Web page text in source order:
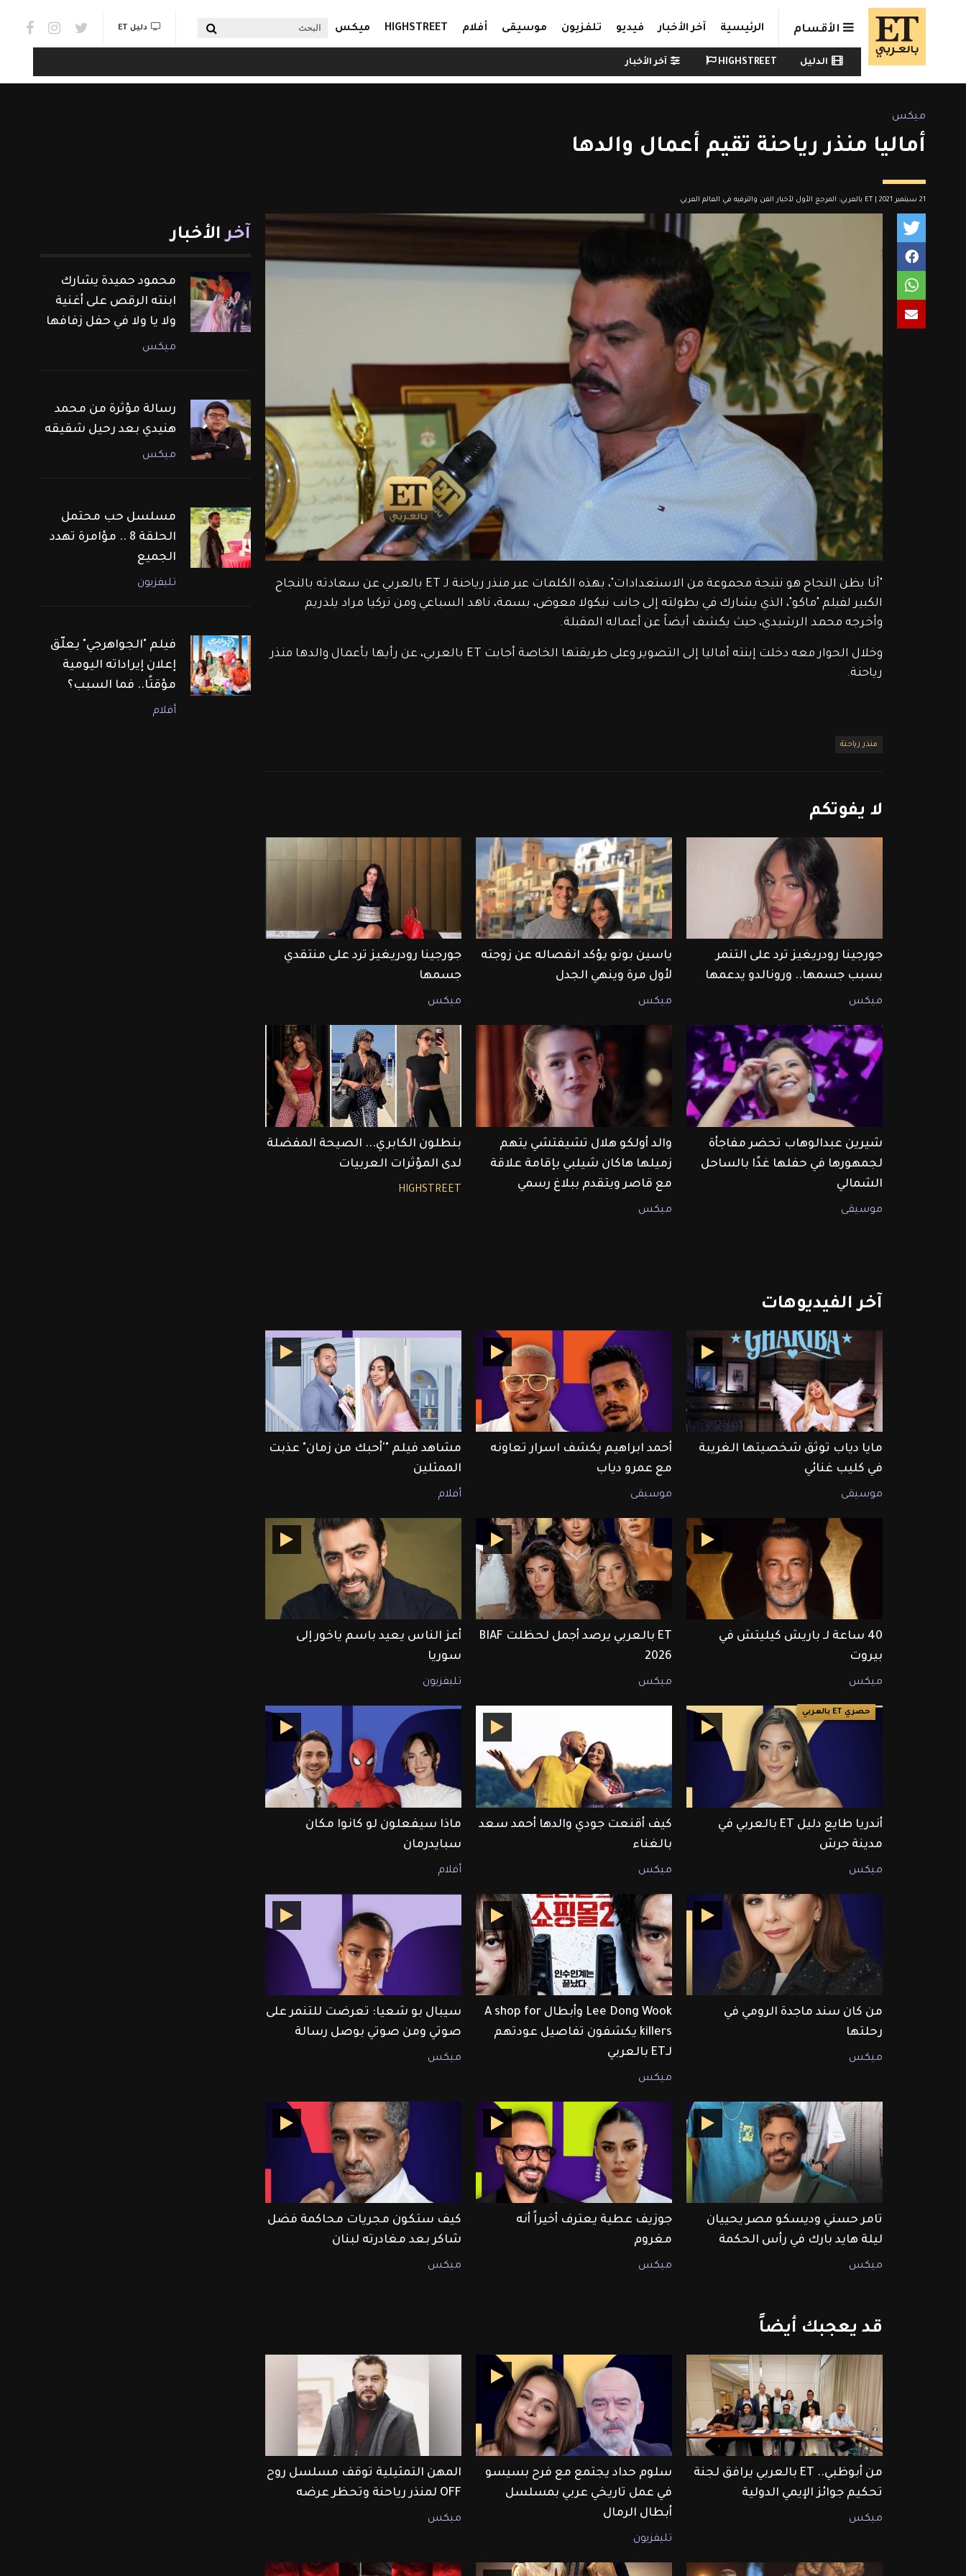
Skip to main content
الأقسام الرئيسية آخر الأخبار فيديو تلفزيون موسيقى أفلام HIGHSTREET ميكس البحث links & Watch
دليل ET
Watch menu
الدليل HIGHSTREET آخر الأخبار
ميكس
أماليا منذر رياحنة تقيم أعمال والدها
21 سبتمبر 2021 | ET بالعربي: المرجع الأول لأخبار الفن والترفيه في العالم العربي
"أنا بظن النجاح هو نتيجة مجموعة من الاستعدادات"، بهذه الكلمات عبر منذر رياحنة لـ ET بالعربي عن سعادته بالنجاح
الكبير لفيلم "ماكو"، الذي يشارك في بطولته إلى جانب نيكولا معوض، بسمة، ناهد السباعي ومن تركيا مراد يلدريم
وأخرجه محمد الرشيدي، حيث يكشف أيضاً عن أعماله المقبلة.
وخلال الحوار معه دخلت إبنته أماليا إلى التصوير وعلى طريقتها الخاصة أجابت ET بالعربي، عن رأيها بأعمال والدها منذر
رياحنة.
منذر رياحنة
لا يفوتكم
جورجينا رودريغيز ترد على التنمر
بسبب جسمها.. ورونالدو يدعمها
ميكس
ياسين بونو يؤكد انفصاله عن زوجته
لأول مرة وينهي الجدل
ميكس
جورجينا رودريغيز ترد على منتقدي
جسمها
ميكس
شيرين عبدالوهاب تحضر مفاجأة
لجمهورها في حفلها غدًا بالساحل
الشمالي
موسيقى
والد أولكو هلال تشيفتشي يتهم
زميلها هاكان شيلبي بإقامة علاقة
مع قاصر ويتقدم ببلاغ رسمي
ميكس
بنطلون الكابري... الصيحة المفضلة
لدى المؤثرات العربيات
HIGHSTREET
آخر الفيديوهات
مايا دياب توثق شخصيتها الغريبة
في كليب غنائي
موسيقى
أحمد ابراهيم يكشف اسرار تعاونه
مع عمرو دياب
موسيقى
مشاهد فيلم "'أحبك من زمان" عذبت
الممثلين
أفلام
40 ساعة لـ باريش كيليتش في
بيروت
ميكس
ET بالعربي يرصد أجمل لحظلت BIAF
2026
ميكس
أعز الناس يعيد باسم ياخور إلى
سوريا
تليفزيون
حصري ET بالعربي
أندريا طايع دليل ET بالعربي في
مدينة جرش
ميكس
كيف أقنعت جودي والدها أحمد سعد
بالغناء
ميكس
ماذا سيفعلون لو كانوا مكان
سبايدرمان
أفلام
من كان سند ماجدة الرومي في
رحلتها
ميكس
Lee Dong Wook وأبطال A shop for
killers يكشفون تفاصيل عودتهم
لـET بالعربي
ميكس
سيبال بو شعيا: تعرضت للتنمر على
صوتي ومن صوتي بوصل رسالة
ميكس
تامر حسني وديسكو مصر يحييان
ليلة هايد بارك في رأس الحكمة
ميكس
جوزيف عطية يعترف أخيراً أنه
مغروم
ميكس
كيف ستكون مجريات محاكمة فضل
شاكر بعد مغادرته لبنان
ميكس
قد يعجبك أيضاً
من أبوظبي.. ET بالعربي يرافق لجنة
تحكيم جوائز الإيمي الدولية
ميكس
سلوم حداد يجتمع مع فرح بسيسو
في عمل تاريخي عربي بمسلسل
أبطال الرمال
تليفزيون
المهن التمثيلية توقف مسلسل روح
OFF لمنذر رياحنة وتحظر عرضه
ميكس
آخر الأخبار
محمود حميدة يشارك
ابنته الرقص على أغنية
ولا يا ولا في حفل زفافها
ميكس
رسالة مؤثرة من محمد
هنيدي بعد رحيل شقيقه
ميكس
مسلسل حب محتمل
الحلقة 8 .. مؤامرة تهدد
الجميع
تليفزيون
فيلم "الجواهرجي" يعلّق
إعلان إيراداته اليومية
مؤقتًا.. فما السبب؟
أفلام